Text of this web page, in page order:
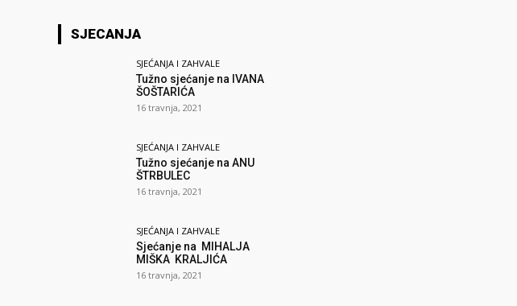
SJECANJA
SJEĆANJA I ZAHVALE
Tužno sjećanje na IVANA
ŠOŠTARIĆA
16 travnja, 2021
SJEĆANJA I ZAHVALE
Tužno sjećanje na ANU
ŠTRBULEC
16 travnja, 2021
SJEĆANJA I ZAHVALE
Sjećanje na MIHALJA
MIŠKA KRALJIĆA
16 travnja, 2021